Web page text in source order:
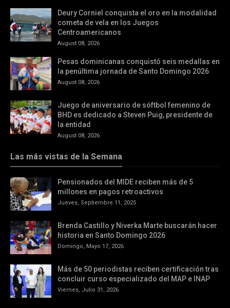
Deury Corniel conquista el oro en la modalidad
cometa de vela en los Juegos
Centroamericanos
August 08, 2026
Pesas dominicanas conquistó seis medallas en
la penúltima jornada de Santo Domingo 2026
August 08, 2026
Juego de aniversario de sóftbol femenino de
BHD es dedicado a Steven Puig, presidente de
la entidad
August 08, 2026
Las más vistas de la Semana
Pensionados del MIDE reciben más de 5
millones en pagos retroactivos
Jueves, Septiembre 11, 2025
Brenda Castillo y Niverka Marte buscarán hacer
historia en Santo Domingo 2026
Domingo, Mayo 17, 2026
Más de 50 periodistas reciben certificación tras
concluir curso especializado del MAP e INAP
Viernes, Julio 31, 2026